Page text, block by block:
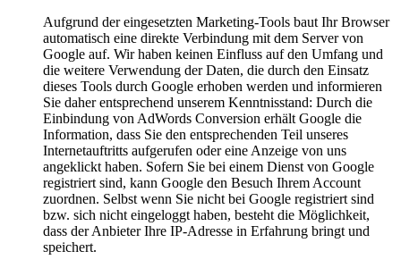
Aufgrund der eingesetzten Marketing-Tools baut Ihr Browser
automatisch eine direkte Verbindung mit dem Server von
Google auf. Wir haben keinen Einfluss auf den Umfang und
die weitere Verwendung der Daten, die durch den Einsatz
dieses Tools durch Google erhoben werden und informieren
Sie daher entsprechend unserem Kenntnisstand: Durch die
Einbindung von AdWords Conversion erhält Google die
Information, dass Sie den entsprechenden Teil unseres
Internetauftritts aufgerufen oder eine Anzeige von uns
angeklickt haben. Sofern Sie bei einem Dienst von Google
registriert sind, kann Google den Besuch Ihrem Account
zuordnen. Selbst wenn Sie nicht bei Google registriert sind
bzw. sich nicht eingeloggt haben, besteht die Möglichkeit,
dass der Anbieter Ihre IP-Adresse in Erfahrung bringt und
speichert.